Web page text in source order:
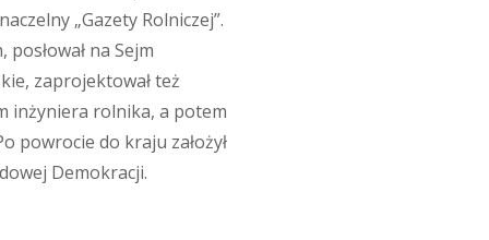
„Gazety Rolniczej”.
na Sejm
zaprojektował też
inżyniera rolnika, a potem
powrocie do kraju założył
Demokracji.